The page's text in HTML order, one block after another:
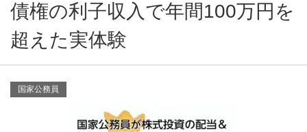
債権の利子収入で年間100万円を
超えた実体験
国家公務員